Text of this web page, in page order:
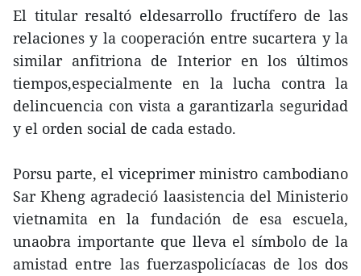
El titular resaltó eldesarrollo fructífero de las
relaciones y la cooperación entre sucartera y la
similar anfitriona de Interior en los últimos
tiempos,especialmente en la lucha contra la
delincuencia con vista a garantizarla seguridad
y el orden social de cada estado.
Porsu parte, el viceprimer ministro cambodiano
Sar Kheng agradeció laasistencia del Ministerio
vietnamita en la fundación de esa escuela,
unaobra importante que lleva el símbolo de la
amistad entre las fuerzaspolicíacas de los dos